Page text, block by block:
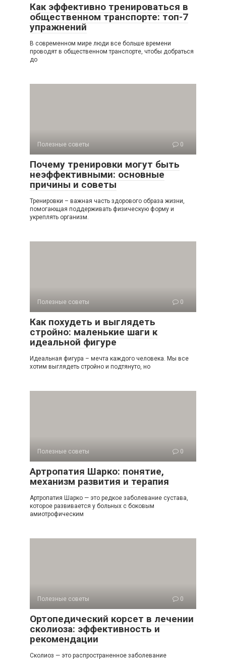
Как эффективно тренироваться в
общественном транспорте: топ-7
упражнений
В современном мире люди все больше времени
проводят в общественном транспорте, чтобы добраться
до
Полезные советы 0
Почему тренировки могут быть
неэффективными: основные
причины и советы
Тренировки – важная часть здорового образа жизни,
помогающая поддерживать физическую форму и
укреплять организм.
Полезные советы 0
Как похудеть и выглядеть
стройно: маленькие шаги к
идеальной фигуре
Идеальная фигура – мечта каждого человека. Мы все
хотим выглядеть стройно и подтянуто, но
Полезные советы 0
Артропатия Шарко: понятие,
механизм развития и терапия
Артропатия Шарко — это редкое заболевание сустава,
которое развивается у больных с боковым
амиотрофическим
Полезные советы 0
Ортопедический корсет в лечении
сколиоза: эффективность и
рекомендации
Сколиоз — это распространенное заболевание